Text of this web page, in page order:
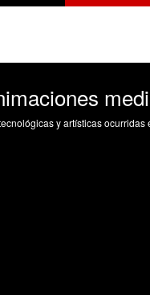
y artísticas ocurridas